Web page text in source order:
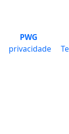
PWG
privacidade